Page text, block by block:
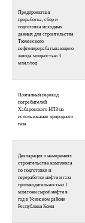
Предпроектная
проработка, сбор и
подготовка исходных
данных для строительства
Тюменского
нефтеперерабатывающего
завода мощностью 3
млн.т/год
Поэтапный перевод
потребителей
Хабаровского НПЗ на
использование природного
газа
Декларация о намерениях
строительства комплекса
по подготовке и
переработке нефти и газа
производительностью 1
млн.тонн сырой нефти в
год в Усинском районе
Республики Коми